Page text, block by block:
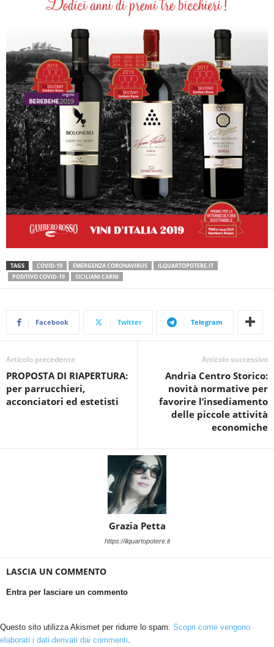
TAGS COVID-19 EMERGENZA CORONAVIRUS
ILQUARTOPOTERE.IT
POSITIVO COVID-19
SICILIANI CARNI
Facebook Twitter Telegram
Articolo precedente
PROPOSTA DI RIAPERTURA:
per parrucchieri,
acconciatori ed estetisti
Articolo successivo
Andria Centro Storico:
novità normative per
favorire l’insediamento
delle piccole attività
economiche
Grazia Petta
https://ilquartopotere.it
LASCIA UN COMMENTO
Entra per lasciare un commento
Questo sito utilizza Akismet per ridurre lo spam. Scopri come vengono
elaborati i dati derivati dai commenti.